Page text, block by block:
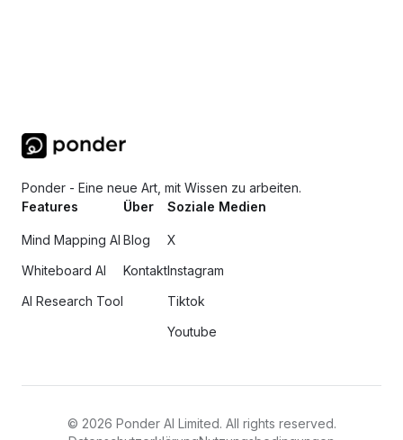
Ponder - Eine neue Art, mit Wissen zu arbeiten.
Features
Mind Mapping AI
Whiteboard AI
AI Research Tool
Über
Blog
Kontakt
Soziale Medien
X
Instagram
Tiktok
Youtube
© 2026 Ponder AI Limited. All rights reserved.